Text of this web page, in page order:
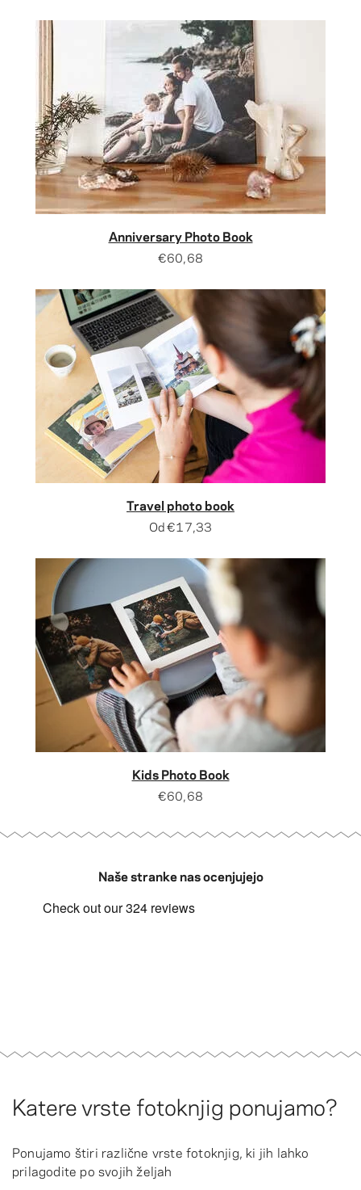
Anniversary Photo Book
€60,68
Travel photo book
Od€17,33
Kids Photo Book
€60,68
Naše stranke nas ocenjujejo
Katere vrste fotoknjig ponujamo?
Ponujamo štiri različne vrste fotoknjig, ki jih lahko
prilagodite po svojih željah